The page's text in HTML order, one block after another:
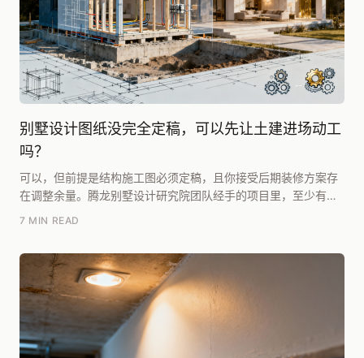
别墅设计图纸没完全定稿，可以先让土建进场动工
吗？
可以，但前提是结构施工图必须定稿，且你接受后期装修方案存
在调整余量。腾龙别墅设计研究院团队经手的项目里，至少有四
7 MIN READ